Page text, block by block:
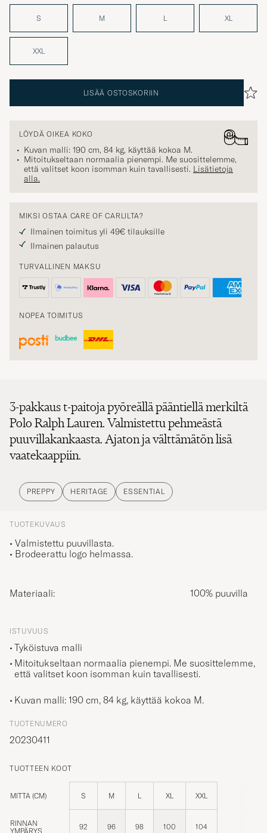
S M L XL
XXL
LISÄÄ OSTOSKORIIN
LÖYDÄ OIKEA KOKO
Kuvan malli: 190 cm, 84 kg, käyttää kokoa M.
Mitoitukseltaan normaalia pienempi. Me suosittelemme,
että valitset koon isomman kuin tavallisesti. Lisätietoja
alla.
MIKSI OSTAA CARE OF CARLILTA?
Ilmainen toimitus yli 49€ tilauksille
Ilmainen palautus
TURVALLINEN MAKSU
NOPEA TOIMITUS
3-pakkaus t-paitoja pyöreällä pääntiellä merkiltä
Polo Ralph Lauren. Valmistettu pehmeästä
puuvillakankaasta. Ajaton ja välttämätön lisä
vaatekaappiin.
PREPPY HERITAGE ESSENTIAL
TUOTEKUVAUS
• Valmistettu puuvillasta.
• Brodeerattu logo helmassa.
Materiaali: 100% puuvilla
ISTUVUUS
Tyköistuva malli
Mitoitukseltaan normaalia pienempi. Me suosittelemme,
että valitset koon isomman kuin tavallisesti.
Kuvan malli: 190 cm, 84 kg, käyttää kokoa M.
TUOTENUMERO
20230411
TUOTTEEN KOOT
MITTA (CM) S M L XL XXL
RINNAN
YMPÄRYS
92 96 98 100 104